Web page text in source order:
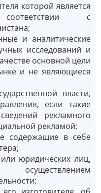
которой является
с
и аналитические
исследований и
основной цели
и не являющиеся
власти,
если такие
рекламного
рекламой;
содержащие в себе
юридических лиц,